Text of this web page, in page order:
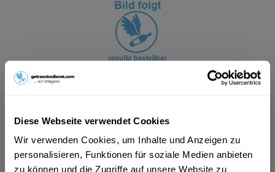
Diese Webseite verwendet Cookies
Wir verwenden Cookies, um Inhalte und Anzeigen zu
personalisieren, Funktionen für soziale Medien anbieten
zu können und die Zugriffe auf unsere Website zu
ab 10,19 € *
Inhalt:0.7 Liter (14,56 € * / 1 Liter)
inkl. MwSt.ggf. zzgl. Erschwerniszuschlag